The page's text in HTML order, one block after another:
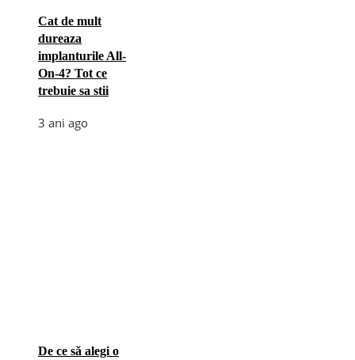
Cat de mult
dureaza
implanturile All-
On-4? Tot ce
trebuie sa stii
3 ani ago
De ce să alegi o